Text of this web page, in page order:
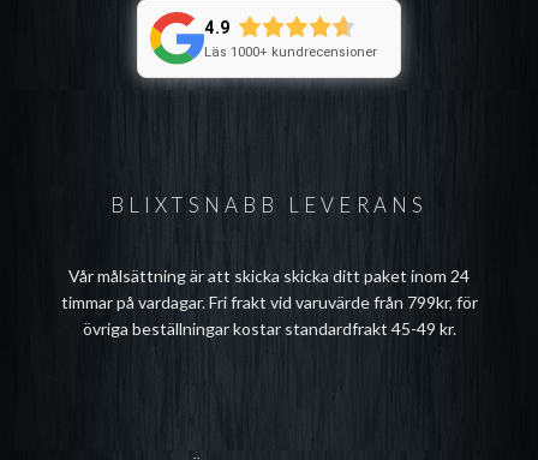
BLIXTSNABB LEVERANS
Vår målsättning är att skicka skicka ditt paket inom 24
timmar på vardagar. Fri frakt vid varuvärde från 799kr, för
övriga beställningar kostar standardfrakt 45-49 kr.
4.9
Läs 1000+ kundrecensioner